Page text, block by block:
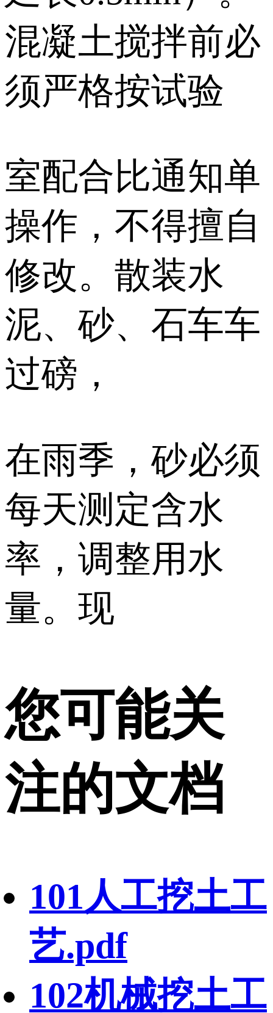
混凝土搅拌前必
须严格按试验
室配合比通知单
操作，不得擅自
修改。散装水
泥、砂、石车车
过磅，
在雨季，砂必须
每天测定含水
率，调整用水
量。现
您可能关
注的文档
101人工挖土工
艺.pdf
102机械挖土工